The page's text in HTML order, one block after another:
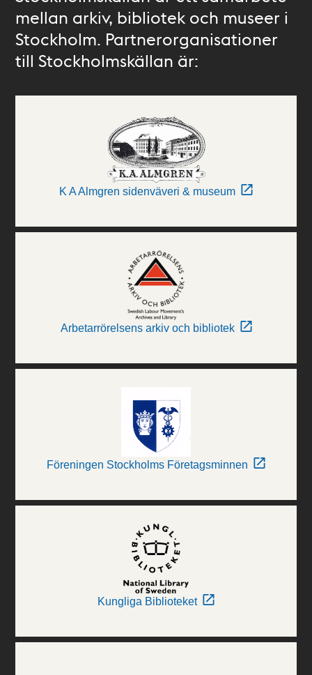
mellan arkiv, bibliotek och museer i
Stockholm. Partnerorganisationer
till Stockholmskällan är:
K A Almgren sidenväveri & museum
Arbetarrörelsens arkiv och bibliotek
Föreningen Stockholms Företagsminnen
Kungliga Biblioteket